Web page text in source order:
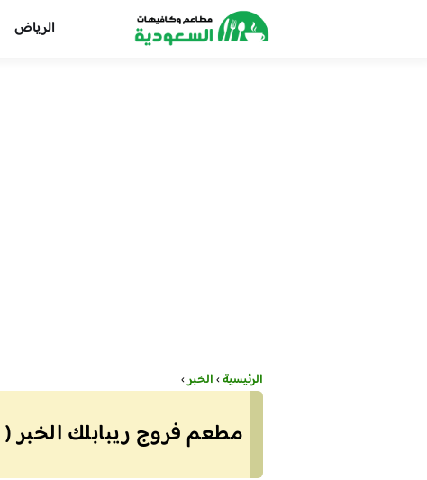
الرياض
الرئيسية›الخبر›
مطعم فروج ريبابلك الخبر (